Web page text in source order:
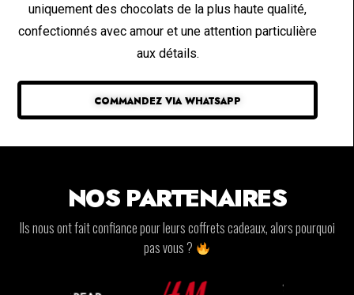
uniquement des chocolats de la plus haute qualité,
confectionnés avec amour et une attention particulière
aux détails.
COMMANDEZ VIA WHATSAPP
NOS PARTENAIRES
Ils nous ont fait confiance pour leurs coffrets cadeaux, alors pourquoi
pas vous ?